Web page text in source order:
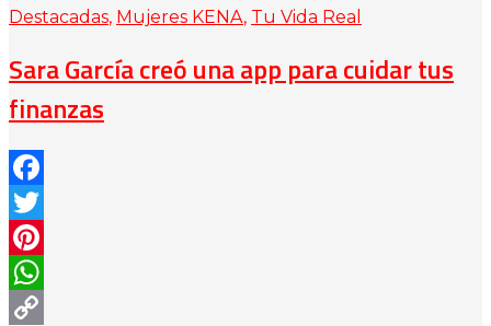
Destacadas, Mujeres KENA, Tu Vida Real
Sara García creó una app para cuidar tus
finanzas
Facebook
Twitter
Pinterest
WhatsApp